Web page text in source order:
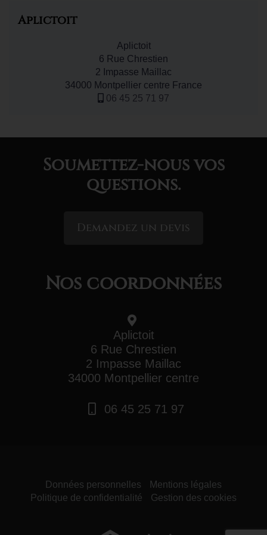
Aplictoit
Aplictoit
6 Rue Chrestien
2 Impasse Maillac
34000 Montpellier centre France
06 45 25 71 97
Soumettez-nous vos
questions.
Demandez un devis
Nos coordonnées
Aplictoit
6 Rue Chrestien
2 Impasse Maillac
34000 Montpellier centre
06 45 25 71 97
Données personnelles
Mentions légales
Politique de confidentialité
Gestion des cookies